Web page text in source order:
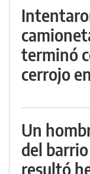
terminó
cerrojo
Un
del
resultó